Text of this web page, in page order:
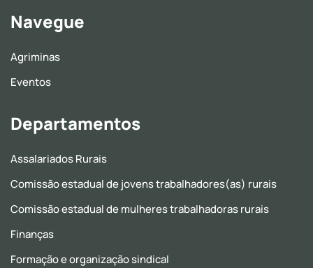
Navegue
Agriminas
Eventos
Departamentos
Assalariados Rurais
Comissão estadual de jovens trabalhadores(as) rurais
Comissão estadual de mulheres trabalhadoras rurais
Finanças
Formação e organização sindical